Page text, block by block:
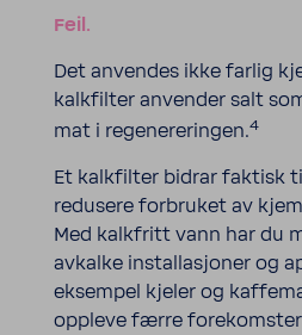
Feil.
Det anvendes ikke farlig
kalkfilter anvender salt
mat i regenereringen.4
Et kalkfilter bidrar faktisk
redusere forbruket av
Med kalkfritt vann har du
avkalke installasjoner og
eksempel kjeler og
oppleve færre forekomster